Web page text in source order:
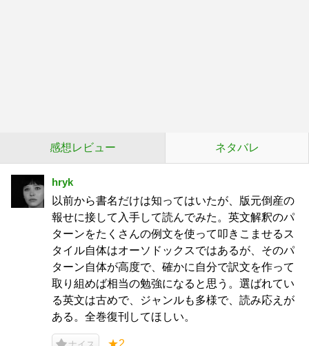
感想レビュー ネタバレ
hryk
以前から書名だけは知ってはいたが、版元倒産の
報せに接して入手して読んでみた。英文解釈のパ
ターンをたくさんの例文を使って叩きこませるス
タイル自体はオーソドックスではあるが、そのパ
ターン自体が高度で、確かに自分で訳文を作って
取り組めば相当の勉強になると思う。選ばれてい
る英文は古めで、ジャンルも多様で、読み応えが
ある。全巻復刊してほしい。
★2